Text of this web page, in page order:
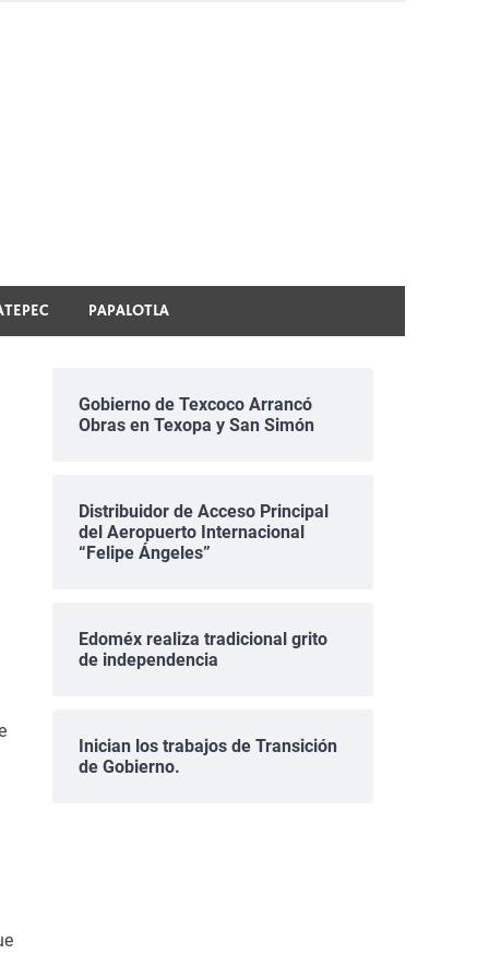
PAPALOTLA
Gobierno de Texcoco Arrancó
Obras en Texopa y San Simón
Distribuidor de Acceso Principal
del Aeropuerto Internacional
“Felipe Ángeles”
Edoméx realiza tradicional grito
de independencia
Inician los trabajos de Transición
de Gobierno.